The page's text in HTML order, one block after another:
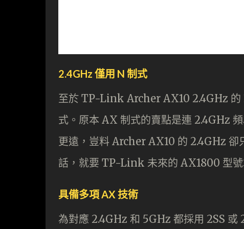
2.4GHz 僅用 N 制式
至於 TP-Link Archer AX10 2.4GHz 的
式。原本 AX 制式的賣點是連 2.4GHz
更遠，豈料 Archer AX10 的 2.4GHz
話，就要 TP-Link 未來的 AX1800 型
具備多項 AX 技術
為對應 2.4GHz 和 5GHz 都採用 2SS